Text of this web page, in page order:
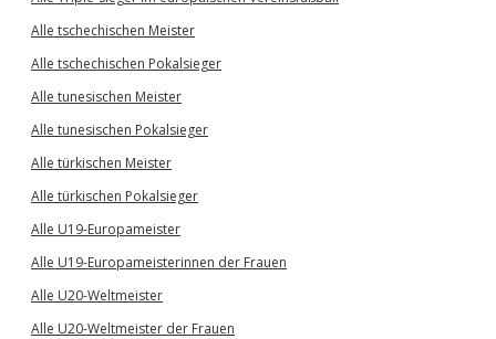
Alle tschechischen Meister
Alle tschechischen Pokalsieger
Alle tunesischen Meister
Alle tunesischen Pokalsieger
Alle türkischen Meister
Alle türkischen Pokalsieger
Alle U19-Europameister
Alle U19-Europameisterinnen der Frauen
Alle U20-Weltmeister
Alle U20-Weltmeister der Frauen